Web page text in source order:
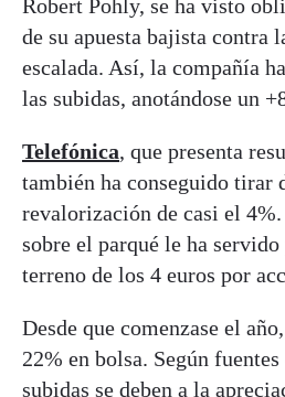
Robert Pohly, se ha visto
de su apuesta bajista contra
escalada. Así, la compañía
las subidas, anotándose un
Telefónica, que presenta
también ha conseguido tirar
revalorización de casi el
sobre el parqué le ha
terreno de los 4 euros por
Desde que comenzase el
22% en bolsa. Según
subidas se deben a la